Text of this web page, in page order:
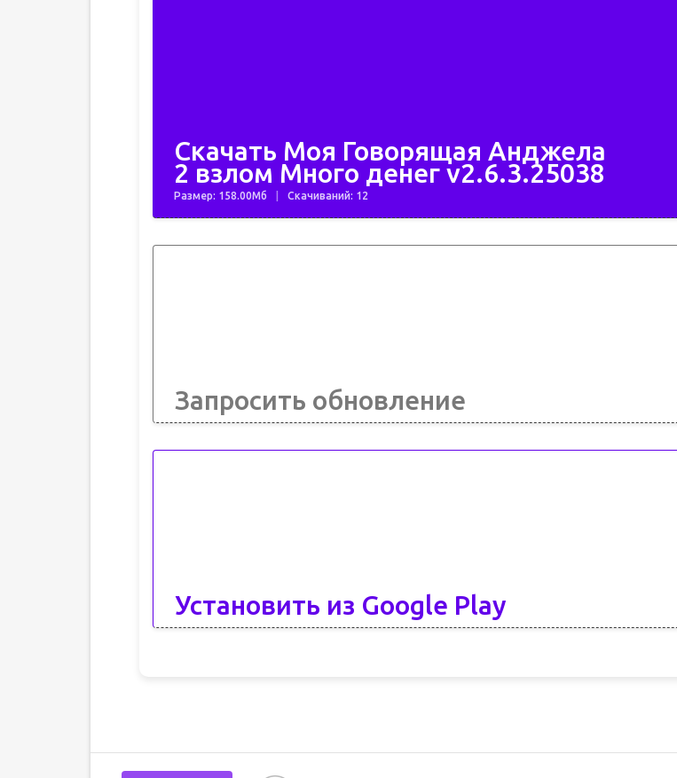
Скачать Моя Говорящая Анджела
2 взлом Много денег v2.6.3.25038
Размер: 158.00Мб Скачиваний: 12
Запросить обновление
Установить из Google Play